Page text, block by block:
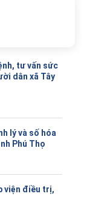
tư vấn sức
dân xã Tây
lý và số hóa
Phú Thọ
viện điều trị,